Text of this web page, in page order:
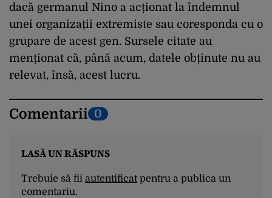
dacă germanul Nino a acționat la îndemnul
unei organizații extremiste sau coresponda cu o
grupare de acest gen. Sursele citate au
menționat că, până acum, datele obținute nu au
relevat, însă, acest lucru.
Comentarii 0
LASĂ UN RĂSPUNS
Trebuie să fii autentificatpentru a publica un
comentariu.